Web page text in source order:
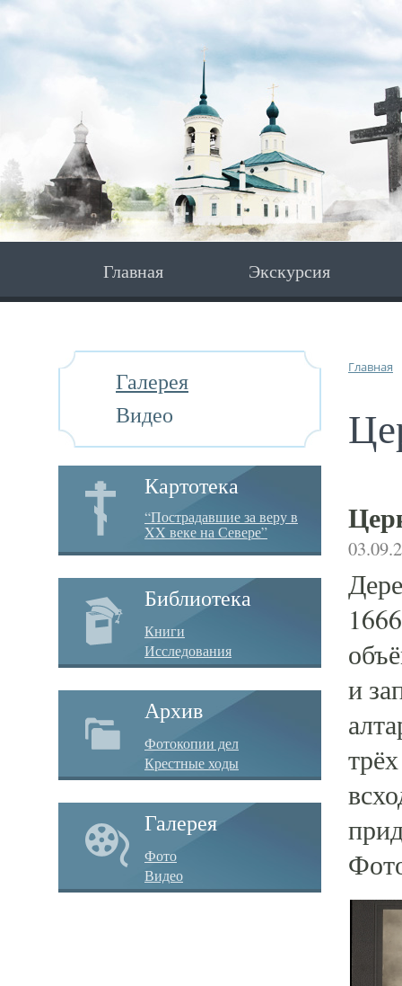
Главная Экскурсия
Галерея
Видео
Картотека
“Пострадавшие за веру в
XX веке на Севере”
Библиотека
Книги
Исследования
Архив
Фотокопии дел
Крестные ходы
Галерея
Фото
Видео
Главная
и